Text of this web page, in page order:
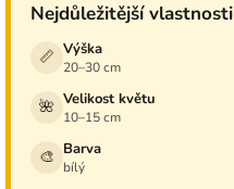
Nejdůležitější vlastnosti
📏 Výška
20–30 cm
🌺 Velikost květu
10–15 cm
🎨 Barva
bílý